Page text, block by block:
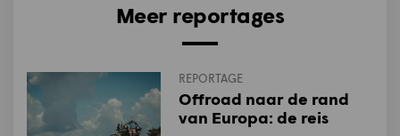
Meer reportages
REPORTAGE
Offroad naar de rand
van Europa: de reis